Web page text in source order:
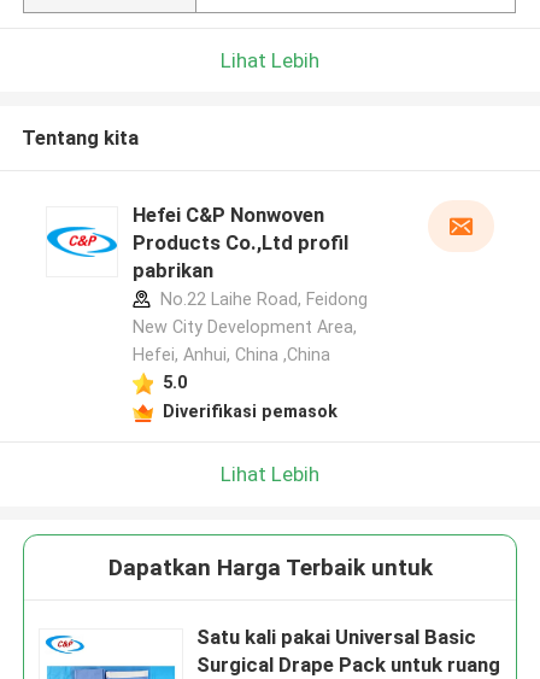
Lihat Lebih
Tentang kita
Hefei C&P Nonwoven
Products Co.,Ltd profil
pabrikan
No.22 Laihe Road, Feidong
New City Development Area,
Hefei, Anhui, China ,China
5.0
Diverifikasi pemasok
Lihat Lebih
Dapatkan Harga Terbaik untuk
Satu kali pakai Universal Basic
Surgical Drape Pack untuk ruang